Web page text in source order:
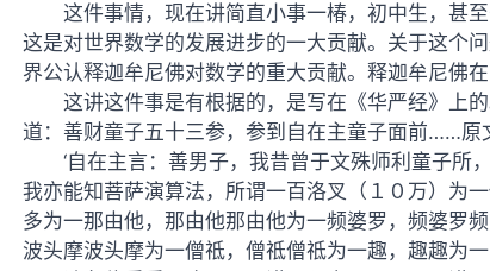
这件事情，现在讲简直小事一椿，初中生，甚
这是对世界数学的发展进步的一大贡献。关于这个
界公认释迦牟尼佛对数学的重大贡献。释迦牟尼佛
这讲这件事是有根据的，是写在《华严经》上
道：善财童子五十三参，参到自在主童子面前……原
‘自在主言：善男子，我昔曾于文殊师利童子
我亦能知菩萨演算法，所谓一百洛叉（１０万）为
多为一那由他，那由他那由他为一频婆罗，频婆罗
波头摩波头摩为一僧祗，僧祗僧祗为一趣，趣趣为